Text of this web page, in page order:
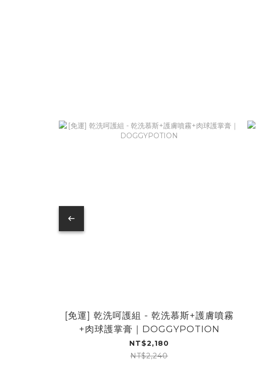
[免運] 乾洗呵護組 - 乾洗慕斯+護膚噴霧
+肉球護掌膏｜DOGGYPOTION
NT$2,180
NT$2,240